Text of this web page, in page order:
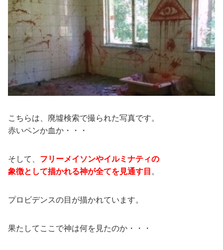
こちらは、廃墟検索で撮られた写真です。
赤いペンか血か・・・
そして、 フリーメイソンやイルミナティの
象徴として描かれる神が全てを見通す目。
プロビデンスの目が描かれています。
果たしてここで神は何を見たのか・・・